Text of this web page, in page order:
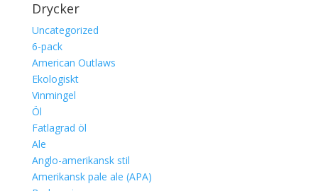
Drycker
Uncategorized
6-pack
American Outlaws
Ekologiskt
Vinmingel
Öl
Fatlagrad öl
Ale
Anglo-amerikansk stil
Amerikansk pale ale (APA)